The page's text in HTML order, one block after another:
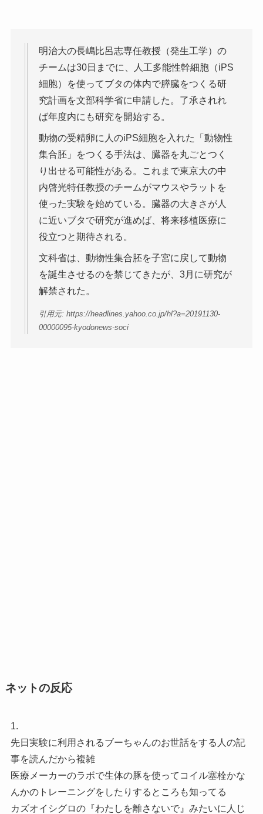
明治大の長嶋比呂志専任教授（発生工学）の
チームは30日までに、人工多能性幹細胞（iPS
細胞）を使ってブタの体内で膵臓をつくる研
究計画を文部科学省に申請した。了承されれ
ば年度内にも研究を開始する。
動物の受精卵に人のiPS細胞を入れた「動物性
集合胚」をつくる手法は、臓器を丸ごとつく
り出せる可能性がある。これまで東京大の中
内啓光特任教授のチームがマウスやラットを
使った実験を始めている。臓器の大きさが人
に近いブタで研究が進めば、将来移植医療に
役立つと期待される。
文科省は、動物性集合胚を子宮に戻して動物
を誕生させるのを禁じてきたが、3月に研究が
解禁された。
引用元: https://headlines.yahoo.co.jp/hl?a=20191130-
00000095-kyodonews-soci
ネットの反応
1.
先日実験に利用されるブーちゃんのお世話をする人の記
事を読んだから複雑
医療メーカーのラボで生体の豚を使ってコイル塞栓かな
んかのトレーニングをしたりするところも知ってる
カズオイシグロの『わたしを離さないで』みたいに人じ